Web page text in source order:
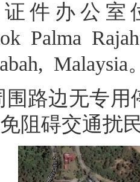
件办公室
Palma
Malaysia
围路边无专
阻碍交通扰